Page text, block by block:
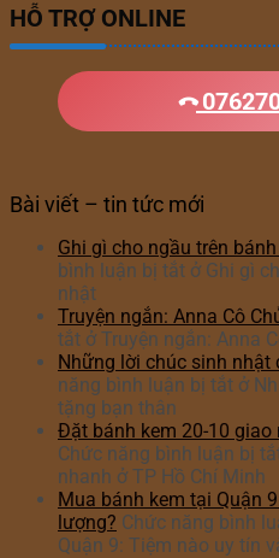
HỖ TRỢ ONLINE
Bài viết – tin tức mới
Ghi gì cho ngầu trên
bình luận bị tắt ở Ghi gì
nhật
Truyện ngắn: Anna Cô
tắt ở Truyện ngắn: Anna
Những lời chúc sinh nhật
năng bình luận bị tắt ở
tặng bạn thân
Đặt bánh kem 20-10 giao
Chức năng bình luận bị
nhanh ở TP Hồ Chí Minh
Mua bánh kem tại Quận
lượng? Chức năng bình
Quận 9: Tiệm nào uy tín